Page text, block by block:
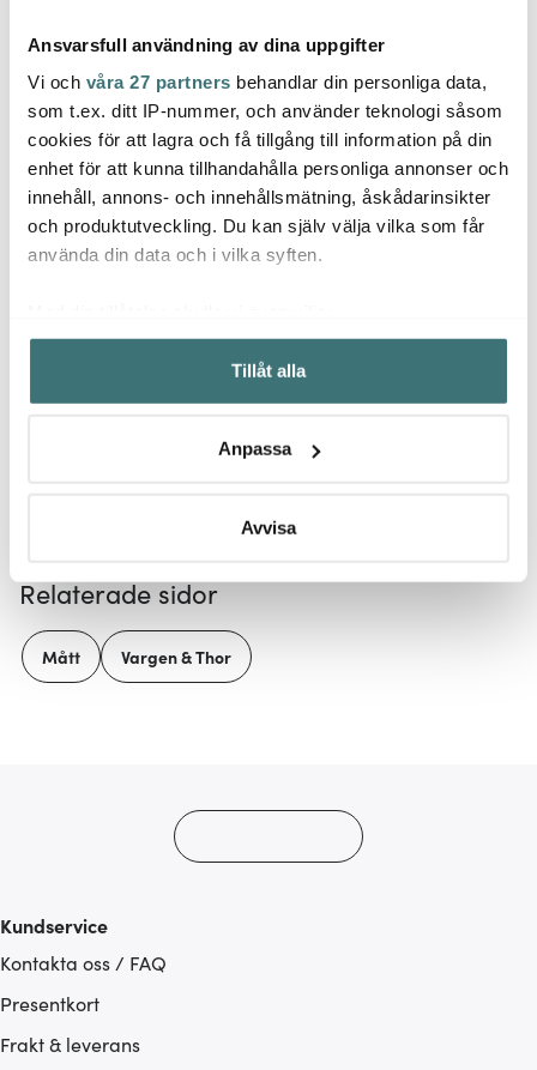
Ansvarsfull användning av dina uppgifter
Vi och våra 27 partners behandlar din personliga data,
som t.ex. ditt IP-nummer, och använder teknologi såsom
cookies för att lagra och få tillgång till information på din
enhet för att kunna tillhandahålla personliga annonser och
innehåll, annons- och innehållsmätning, åskådarinsikter
och produktutveckling. Du kan själv välja vilka som får
använda din data och i vilka syften.
Samla in information om din geografiska plats som
kan ha en noggrannhet på upp till flera meter
Identifiera din enhet genom att aktivt skanna den för
Ta reda på mer om hur dina personliga uppgifter
Du kan ändra eller dra tillbaka ditt samtycke när som
Vi använder cookies för att innehållet och annonserna
ska anpassas efter det som vi tror att du tycker om. Det
gör också att vi kan analysera vår trafik och göra
Tillåt alla
Anpassa
Avvisa
Vargen & Thor
Kroma Bark kastrull 2,8
L polerat stål
1195 kr
Vargen & Thor
Frost salladsbestick 2
delar stål
295 kr
Låt dig inspireras av våra kunder
Relaterade sidor
Mått Vargen & Thor
Kundservice
Kontakta oss / FAQ
Presentkort
Frakt & leverans